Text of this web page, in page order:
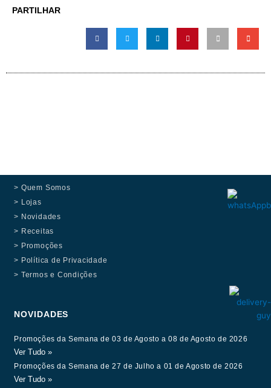
PARTILHAR
> Quem Somos
> Lojas
> Novidades
> Receitas
> Promoções
> Política de Privacidade
> Termos e Condições
NOVIDADES
Promoções da Semana de 03 de Agosto a 08 de Agosto de 2026
Ver Tudo »
Promoções da Semana de 27 de Julho a 01 de Agosto de 2026
Ver Tudo »